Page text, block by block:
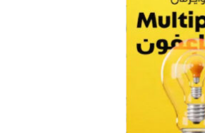
إلى
الرغبات